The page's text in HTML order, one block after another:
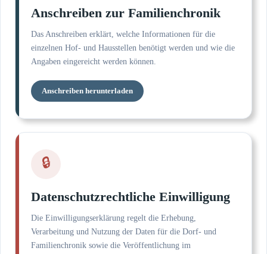
Anschreiben zur Familienchronik
Das Anschreiben erklärt, welche Informationen für die
einzelnen Hof- und Hausstellen benötigt werden und wie die
Angaben eingereicht werden können.
Anschreiben herunterladen
🔒
Datenschutzrechtliche Einwilligung
Die Einwilligungserklärung regelt die Erhebung,
Verarbeitung und Nutzung der Daten für die Dorf- und
Familienchronik sowie die Veröffentlichung im